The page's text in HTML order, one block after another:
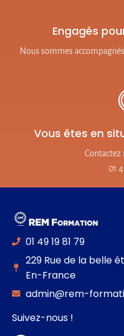
Engagés
Nous sommes
Vous êtes en
Contactez
01
01 49 19 81 79
229 Rue de la belle
En-France
admin@rem-
Suivez-nous !